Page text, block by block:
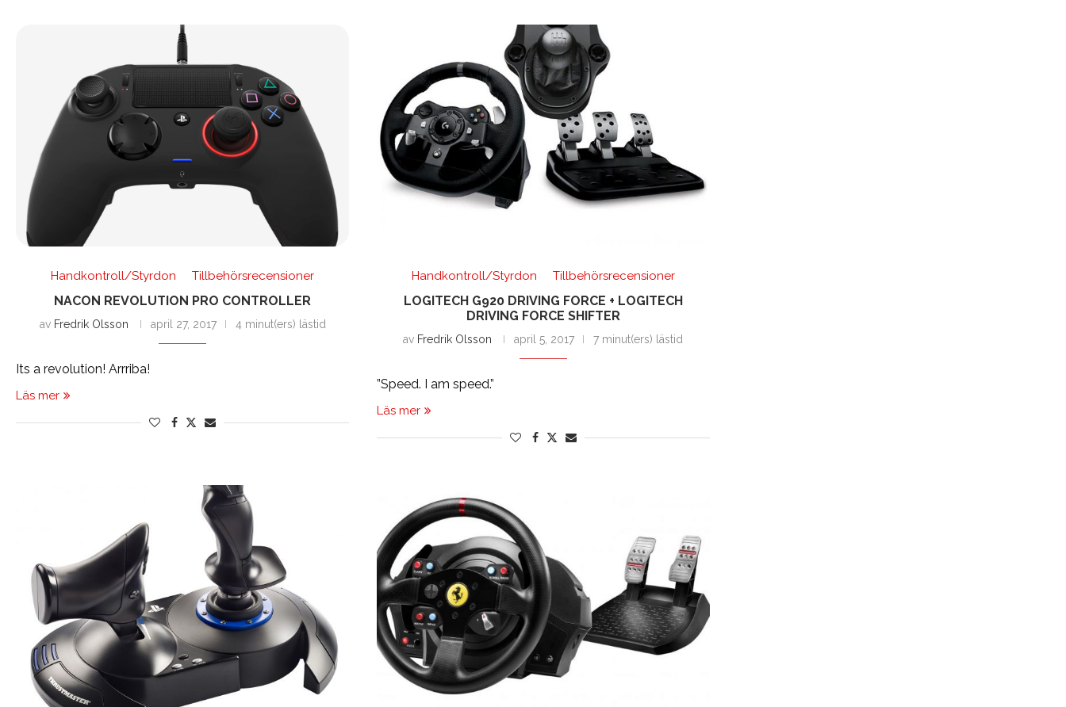
Handkontroll/Styrdon Tillbehörsrecensioner
NACON REVOLUTION PRO CONTROLLER
av Fredrik Olsson april 27, 2017 4 minut(ers) lästid
Its a revolution! Arrriba!
Läs mer
Handkontroll/Styrdon Tillbehörsrecensioner
LOGITECH G920 DRIVING FORCE + LOGITECH
DRIVING FORCE SHIFTER
av Fredrik Olsson april 5, 2017 7 minut(ers) lästid
”Speed. I am speed.”
Läs mer